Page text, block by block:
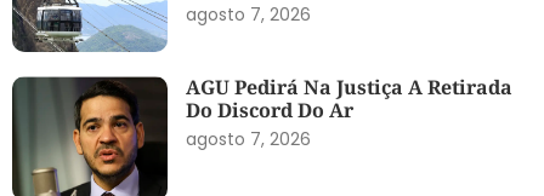
agosto 7, 2026
AGU Pedirá Na Justiça A Retirada
Do Discord Do Ar
agosto 7, 2026